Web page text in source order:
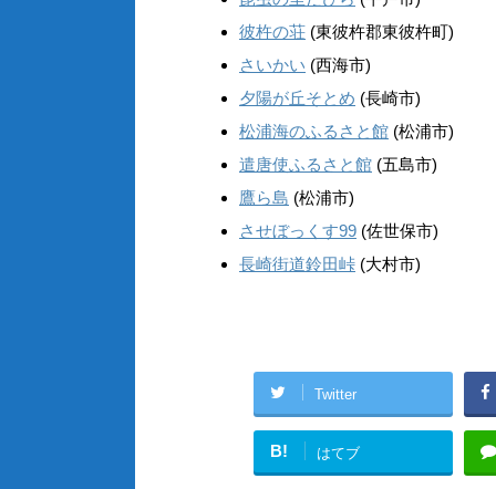
彼杵の荘 (東彼杵郡東彼杵町)
さいかい (西海市)
夕陽が丘そとめ (長崎市)
松浦海のふるさと館 (松浦市)
遣唐使ふるさと館 (五島市)
鷹ら島 (松浦市)
させぼっくす99 (佐世保市)
長崎街道鈴田峠 (大村市)
Twitter
B! はてブ